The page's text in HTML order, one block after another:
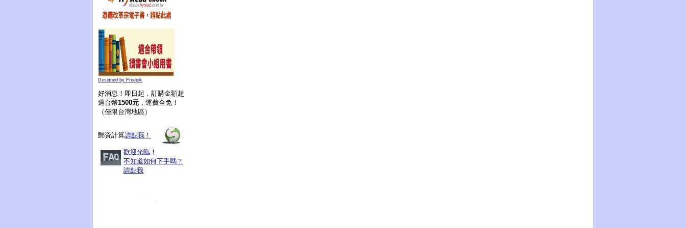
Designed by Freepik
好消息！即日起，訂購金額超
過台幣1500元 ，運費全免！
（僅限台灣地區）
郵資計算請點我！
歡迎光臨！
不知道如何下手嗎？
請點我